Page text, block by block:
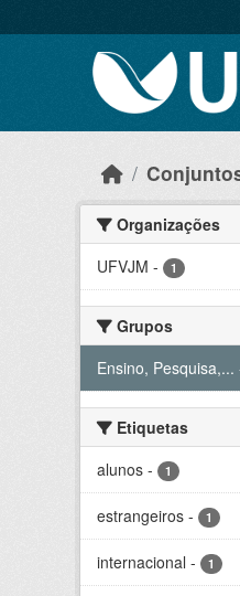
Organizações
UFVJM - 1
Grupos
Ensino, Pesquisa,...
Etiquetas
alunos - 1
estrangeiros - 1
internacional - 1